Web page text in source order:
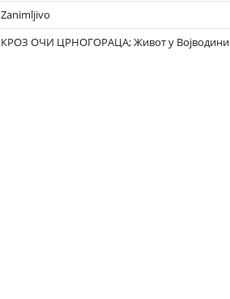
Zanimljivo
КРОЗ ОЧИ ЦРНОГОРАЦА; Живот у Војводини